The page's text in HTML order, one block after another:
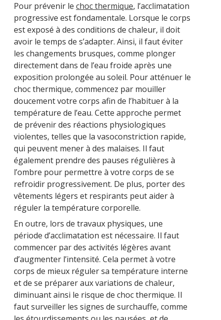
Pour prévenir le choc thermique, l’acclimatation
progressive est fondamentale. Lorsque le corps
est exposé à des conditions de chaleur, il doit
avoir le temps de s’adapter. Ainsi, il faut éviter
les changements brusques, comme plonger
directement dans de l’eau froide après une
exposition prolongée au soleil. Pour atténuer le
choc thermique, commencez par mouiller
doucement votre corps afin de l’habituer à la
température de l’eau. Cette approche permet
de prévenir des réactions physiologiques
violentes, telles que la vasoconstriction rapide,
qui peuvent mener à des malaises. Il faut
également prendre des pauses régulières à
l’ombre pour permettre à votre corps de se
refroidir progressivement. De plus, porter des
vêtements légers et respirants peut aider à
réguler la température corporelle.
En outre, lors de travaux physiques, une
période d’acclimatation est nécessaire. Il faut
commencer par des activités légères avant
d’augmenter l’intensité. Cela permet à votre
corps de mieux réguler sa température interne
et de se préparer aux variations de chaleur,
diminuant ainsi le risque de choc thermique. Il
faut surveiller les signes de surchauffe, comme